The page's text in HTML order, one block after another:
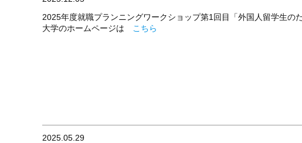
2025年度就職プランニングワークショップ第1回目「外国人留学生
大学のホームページは
こちら
2025.05.29